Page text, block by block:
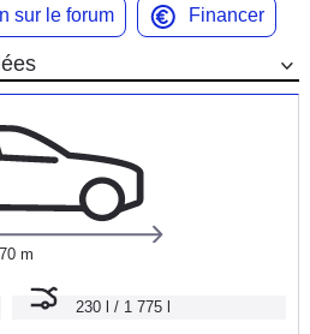
sur le forum Financer
m
230 l / 1 775 l